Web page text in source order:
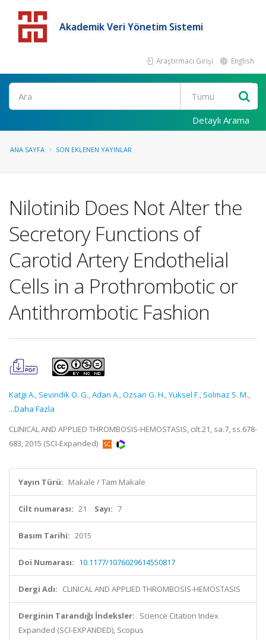
Akademik Veri Yönetim Sistemi
Araştırmacı Girişi English
Detaylı Arama
ANA SAYFA SON EKLENEN YAYINLAR
Nilotinib Does Not Alter the
Secretory Functions of
Carotid Artery Endothelial
Cells in a Prothrombotic or
Antithrombotic Fashion
Katgi A., Sevindik O. G.,Adan A.,Ozsan G. H.,Yuksel F., Solmaz S. M.,
...Daha Fazla
CLINICAL AND APPLIED THROMBOSIS-HEMOSTASIS, cilt.21, sa.7, ss.678-
683, 2015 (SCI-Expanded)
Yayın Türü: Makale / Tam Makale
Cilt numarası: 21 Sayı: 7
Basım Tarihi: 2015
Doi Numarası: 10.1177/1076029614550817
Dergi Adı: CLINICAL AND APPLIED THROMBOSIS-HEMOSTASIS
Derginin Tarandığı İndeksler: Science Citation Index
Expanded (SCI-EXPANDED), Scopus